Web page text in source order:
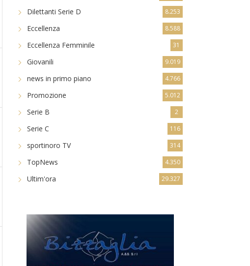
Dilettanti Serie D 8.253
Eccellenza 8.588
Eccellenza Femminile 31
Giovanili 9.019
news in primo piano 4.766
Promozione 5.012
Serie B 2
Serie C 116
sportinoro TV 314
TopNews 4.350
Ultim'ora 29.327